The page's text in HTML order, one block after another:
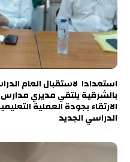
استعدادا لاستقبال العام
بالشرقية يلتقي مديري مدارس
الارتقاء بجودة العملية
الدراسي الجديد